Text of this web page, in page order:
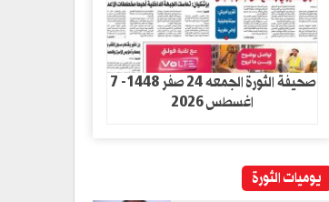
صحيفة الثورة الجمعه 24 صفر 1448- 7
اغسطس 2026
يوميات الثورة